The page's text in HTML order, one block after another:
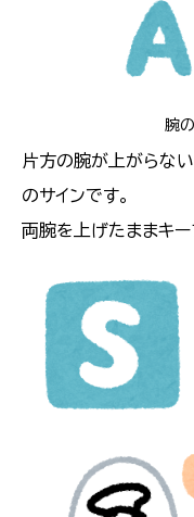
腕の
片方の腕が上がらな
のサインです。
両腕を上げたままキー